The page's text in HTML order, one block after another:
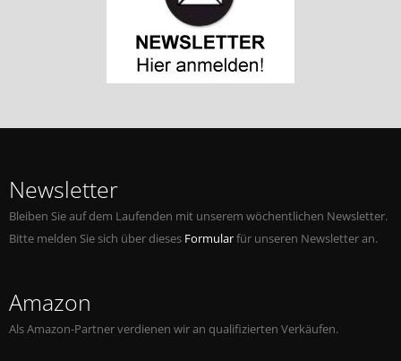
Newsletter
Bleiben Sie auf dem Laufenden mit unserem wöchentlichen Newsletter.
Bitte melden Sie sich über dieses Formularfür unseren Newsletter an.
Amazon
Als Amazon-Partner verdienen wir an qualifizierten Verkäufen.